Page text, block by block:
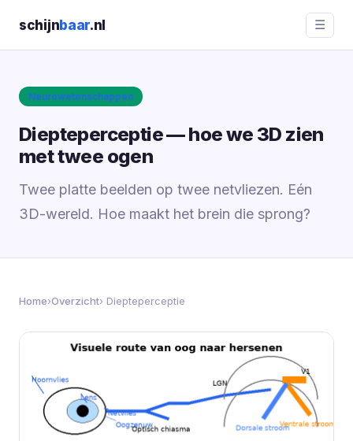
schijnbaar.nl ☰
Neurowetenschappen
Diepteperceptie — hoe we 3D zien
met twee ogen
Twee platte beelden op twee netvliezen. Eén
3D-wereld. Hoe maakt het brein die sprong?
Home›Overzicht› Diepteperceptie